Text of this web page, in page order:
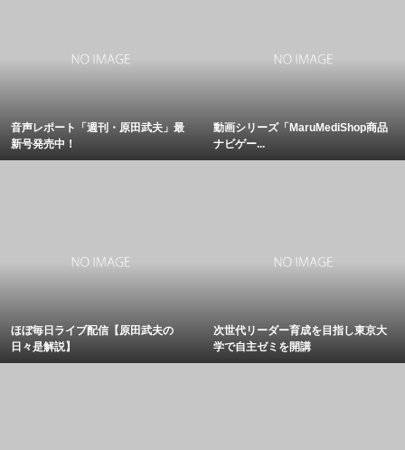
音声レポート「週刊・原田武夫」最
新号発売中！
動画シリーズ「MaruMediShop商品
ナビゲー...
ほぼ毎日ライブ配信【原田武夫の
日々是解説】
次世代リーダー育成を目指し東京大
学で自主ゼミを開講